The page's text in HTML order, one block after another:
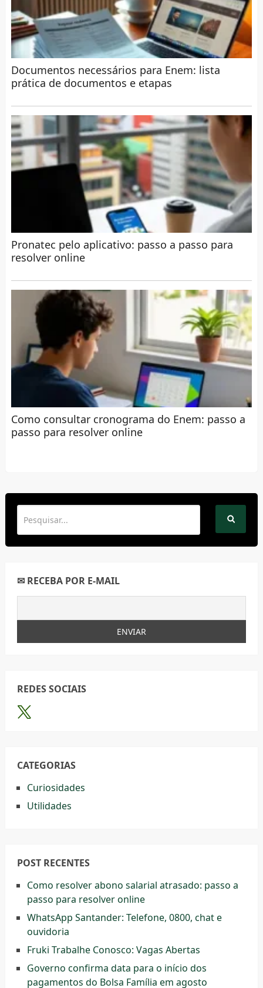
Documentos necessários para Enem: lista
prática de documentos e etapas
Pronatec pelo aplicativo: passo a passo para
resolver online
Como consultar cronograma do Enem: passo a
passo para resolver online
✉ RECEBA POR E-MAIL
REDES SOCIAIS
CATEGORIAS
Curiosidades
Utilidades
POST RECENTES
Como resolver abono salarial atrasado: passo a
passo para resolver online
WhatsApp Santander: Telefone, 0800, chat e
ouvidoria
Fruki Trabalhe Conosco: Vagas Abertas
Governo confirma data para o início dos
pagamentos do Bolsa Família em agosto